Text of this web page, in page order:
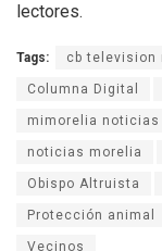
lectores.
Tags: cb television
Columna Digital
mimorelia noticias
noticias morelia
Obispo Altruista
Protección animal
Vecinos